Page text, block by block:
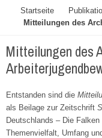
Startseite
Mitteilungen des
Mitteilungen des
Entstanden sind die
als Beilage zur Zeitschrift
Deutschlands – Die
Themenvielfalt, Umfang